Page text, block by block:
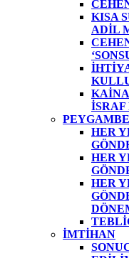
KISA
ADİL
İSRAF
HER
HER
HER
İMTİHAN